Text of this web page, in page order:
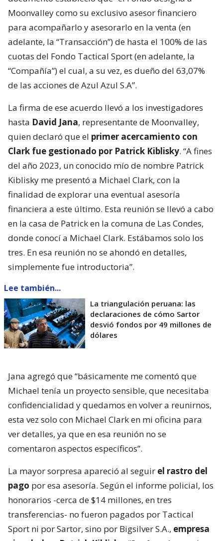
Moonvalley como su exclusivo asesor financiero
para acompañarlo y asesorarlo en la venta (en
adelante, la “Transacción”) de hasta el 100% de las
cuotas del Fondo Tactical Sport (en adelante, la
“Compañía”) el cual, a su vez, es dueño del 63,07%
de las acciones de Azul Azul S.A”.
La firma de ese acuerdo llevó a los investigadores
hasta David Jana, representante de Moonvalley,
quien declaró que el primer acercamiento con
Clark fue gestionado por Patrick Kiblisky. “A fines
del año 2023, un conocido mío de nombre Patrick
Kiblisky me presentó a Michael Clark, con la
finalidad de explorar una eventual asesoría
financiera a este último. Esta reunión se llevó a cabo
en la casa de Patrick en la comuna de Las Condes,
donde conocí a Michael Clark. Estábamos solo los
tres. En esa reunión no se ahondó en detalles,
simplemente fue introductoria”.
Lee también...
La triangulación peruana: las
declaraciones de cómo Sartor
desvió fondos por 49 millones de
dólares
Jana agregó que “básicamente me comentó que
Michael tenía un proyecto sensible, que necesitaba
confidencialidad y quedamos en volver a reunirnos,
esta vez solo con Michael Clark en mi oficina para
ver detalles, ya que en esa reunión no se
comentaron aspectos específicos”.
La mayor sorpresa apareció al seguir el rastro del
pago por esa asesoría. Según el informe policial, los
honorarios -cerca de $14 millones, en tres
transferencias- no fueron pagados por Tactical
Sport ni por Sartor, sino por Bigsilver S.A., empresa